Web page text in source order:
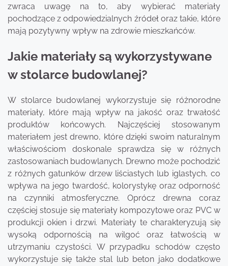
zwraca uwagę na to, aby wybierać materiały
pochodzące z odpowiedzialnych źródeł oraz takie, które
mają pozytywny wpływ na zdrowie mieszkańców.
Jakie materiały są wykorzystywane
w stolarce budowlanej?
W stolarce budowlanej wykorzystuje się różnorodne
materiały, które mają wpływ na jakość oraz trwałość
produktów końcowych. Najczęściej stosowanym
materiałem jest drewno, które dzięki swoim naturalnym
właściwościom doskonale sprawdza się w różnych
zastosowaniach budowlanych. Drewno może pochodzić
z różnych gatunków drzew liściastych lub iglastych, co
wpływa na jego twardość, kolorystykę oraz odporność
na czynniki atmosferyczne. Oprócz drewna coraz
częściej stosuje się materiały kompozytowe oraz PVC w
produkcji okien i drzwi. Materiały te charakteryzują się
wysoką odpornością na wilgoć oraz łatwością w
utrzymaniu czystości. W przypadku schodów często
wykorzystuje się także stal lub beton jako dodatkowe